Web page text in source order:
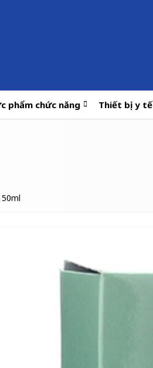
phẩm chức năng Thiết bị y tế